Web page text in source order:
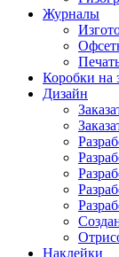
Журналы
Коробки на
Дизайн
Наклейки